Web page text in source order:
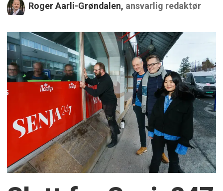
Roger Aarli-Grøndalen, ansvarlig redaktør